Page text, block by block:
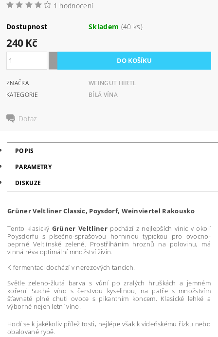
1 hodnocení
Dostupnost Skladem (40 ks)
240 Kč
ZNAČKA
WEINGUT HIRTL
KATEGORIE
BÍLÁ VÍNA
Dotaz
POPIS
PARAMETRY
DISKUZE
Grüner Veltliner Classic, Poysdorf, Weinviertel Rakousko
Tento klasický Grüner Veltlinerpochází z nejlepších vinic v okolí
Poysdorfu s písečno-sprašovou horninou typickou pro ovocno-
peprné Veltlínské zelené. Prostříháním hroznů na polovinu, má
vinná réva optimální množství živin.
K fermentaci dochází v nerezových tancích.
Světle zeleno-žlutá barva s vůní po zralých hruškách a jemném
koření. Suché víno s čerstvou kyselinou, na patře s množstvím
šťavnaté plné chuti ovoce s pikantním koncem. Klasické lehké a
výborné nejen letní víno.
Hodí se k jakékoliv příležitosti, nejlépe však k vídeňskému řízku nebo
obalované rybě.